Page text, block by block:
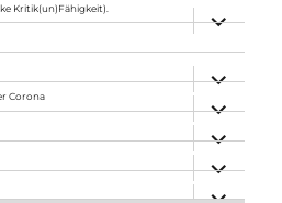
Kritik(un)Fähigkeit).
anzeigen
anzeigen
Corona
anzeigen
anzeigen
anzeigen